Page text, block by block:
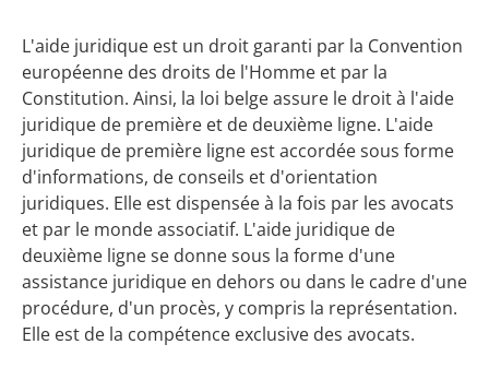
L'aide juridique est un droit garanti par la Convention
européenne des droits de l'Homme et par la
Constitution. Ainsi, la loi belge assure le droit à l'aide
juridique de première et de deuxième ligne. L'aide
juridique de première ligne est accordée sous forme
d'informations, de conseils et d'orientation
juridiques. Elle est dispensée à la fois par les avocats
et par le monde associatif. L'aide juridique de
deuxième ligne se donne sous la forme d'une
assistance juridique en dehors ou dans le cadre d'une
procédure, d'un procès, y compris la représentation.
Elle est de la compétence exclusive des avocats.